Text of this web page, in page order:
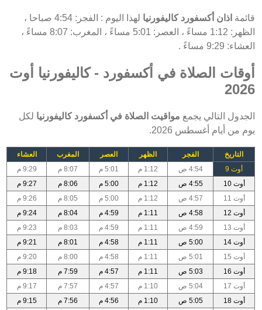
قائمة اذان أكسفورد كاليفورنيا
لهذا اليوم : الفجر: 4:54 صباحا ،
الظهر: 1:12 مساءً ، العصر: 5:01 مساءً ، المغرب: 8:07 مساءً ،
العشاء: 9:29 مساءً .
أوقات الصلاة في أكسفورد - كاليفورنيا أوت
2026
الجدول التالي يجمع مواقيت الصلاة في أكسفورد كاليفورنيا لكل
يوم من أيام أغسطس 2026.
التاريخ الفجر الظهر العصر المغرب
العشاء
أوت 9
4:54 ص 1:12 م 5:01 م 8:07 م
9:29 م
أوت 10
4:55 ص 1:12 م 5:00 م 8:06 م
9:27 م
أوت 11
4:57 ص 1:12 م 5:00 م 8:05 م
9:26 م
أوت 12
4:58 ص 1:11 م 4:59 م 8:04 م
9:24 م
أوت 13
4:59 ص 1:11 م 4:59 م 8:03 م
9:23 م
أوت 14
5:00 ص 1:11 م 4:58 م 8:01 م
9:21 م
أوت 15
5:01 ص 1:11 م 4:58 م 8:00 م
9:20 م
أوت 16
5:03 ص 1:11 م 4:57 م 7:59 م
9:18 م
أوت 17
5:04 ص 1:10 م 4:57 م 7:57 م
9:17 م
أوت 18
5:05 ص 1:10 م 4:56 م 7:56 م
9:15 م